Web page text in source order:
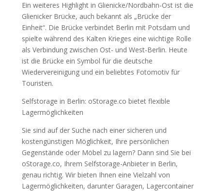
Ein weiteres Highlight in Glienicke/Nordbahn-Ost ist die
Glienicker Brücke, auch bekannt als „Brücke der
Einheit“. Die Brücke verbindet Berlin mit Potsdam und
spielte während des Kalten Krieges eine wichtige Rolle
als Verbindung zwischen Ost- und West-Berlin. Heute
ist die Brücke ein Symbol für die deutsche
Wiedervereinigung und ein beliebtes Fotomotiv für
Touristen.
Selfstorage in Berlin: oStorage.co bietet flexible
Lagermöglichkeiten
Sie sind auf der Suche nach einer sicheren und
kostengünstigen Möglichkeit, Ihre persönlichen
Gegenstände oder Möbel zu lagern? Dann sind Sie bei
oStorage.co, Ihrem Selfstorage-Anbieter in Berlin,
genau richtig. Wir bieten Ihnen eine Vielzahl von
Lagermöglichkeiten, darunter Garagen, Lagercontainer